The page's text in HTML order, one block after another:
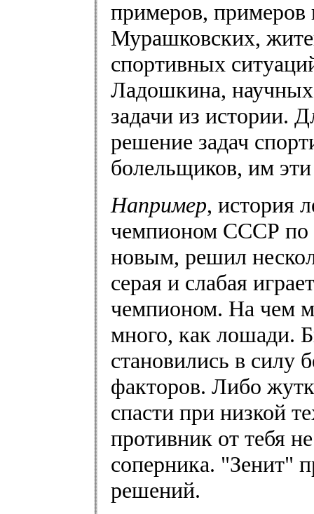
примеров, примеров
Мурашковских,
спортивных
Ладошкина, научных
задачи из истории.
решение задач
болельщиков, им
Например, история
чемпионом СССР по
новым, решил
серая и слабая
чемпионом. На чем
много, как лошади.
становились в силу
факторов. Либо
спасти при низкой
противник от тебя
соперника. "Зенит"
решений.